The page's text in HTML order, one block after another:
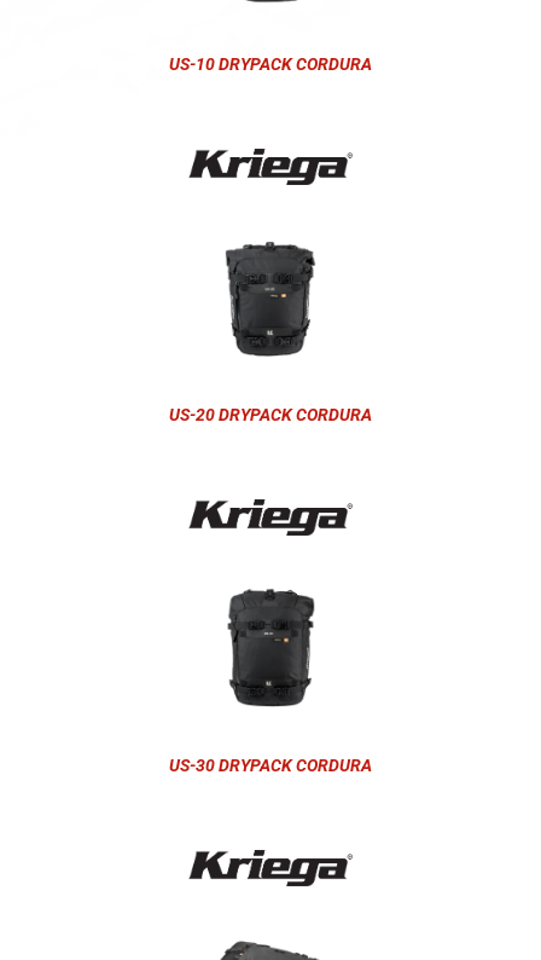
US-10 DRYPACK CORDURA
US-20 DRYPACK CORDURA
US-30 DRYPACK CORDURA